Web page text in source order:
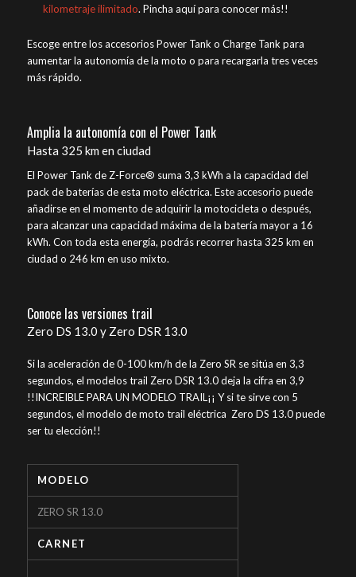
kilometraje ilimitado. Pincha aquí para conocer más!!
Escoge entre los accesorios Power Tank o Charge Tank para
aumentar la autonomía de la moto o para recargarla tres veces
más rápido.
Amplia la autonomía con el Power Tank
Hasta 325 km en ciudad
El Power Tank de Z-Force® suma 3,3 kWh a la capacidad del
pack de baterías de esta moto eléctrica. Este accesorio puede
añadirse en el momento de adquirir la motocicleta o después,
para alcanzar una capacidad máxima de la batería mayor a 16
kWh. Con toda esta energía, podrás recorrer hasta 325 km en
ciudad o 246 km en uso mixto.
Conoce las versiones trail
Zero DS 13.0 y Zero DSR 13.0
Si la aceleración de 0-100 km/h de la Zero SR se sitúa en 3,3
segundos, el modelos trail Zero DSR 13.0 deja la cifra en 3,9
!!INCREIBLE PARA UN MODELO TRAIL¡¡ Y si te sirve con 5
segundos, el modelo de moto trail eléctrica Zero DS 13.0 puede
ser tu elección!!
MODELO
ZERO SR 13.0
CARNET